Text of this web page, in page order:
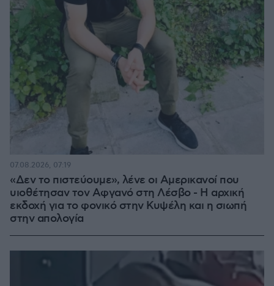
«Δεν το πιστεύουμε», λένε οι Αμερικανοί που
υιοθέτησαν τον Αφγανό στη Λέσβο - Η αρχική
εκδοχή για το φονικό στην Κυψέλη και η σιωπή
στην απολογία
07.08.2026, 07:19